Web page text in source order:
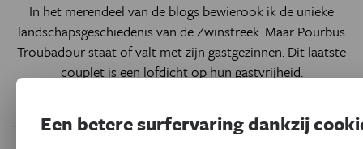
In het merendeel van de blogs bewierook ik de unieke
landschapsgeschiedenis van de Zwinstreek. Maar Pourbus
Troubadour staat of valt met zijn gastgezinnen. Dit laatste
couplet is een lofdicht op hun gastvrijheid.
Een betere surfervaring dankzij